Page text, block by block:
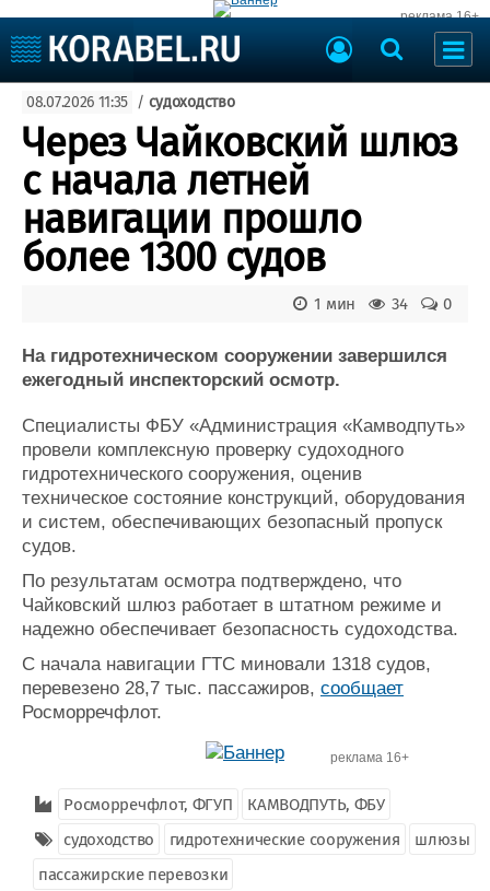
реклама 16+
Судоходство
Судоремонт
События
Пресс-релизы
Порты
ВМФ
Образование
Яхты и катера
Еще
Пульс
Новости
Репутация
Работа
Крюинг
Журнал
Реклама
Доска объявлений
Продажа флота
Изделия
Материалы
Услуги
Конференции
Выставки и семинары
Личности
Словарь
Флот
Галерея флота
Отзывы
08.07.2026 11:35 / судоходство
Через Чайковский шлюз
с начала летней
навигации прошло
более 1300 судов
0
34
1 мин
На гидротехническом сооружении завершился
ежегодный инспекторский осмотр.
Специалисты ФБУ «Администрация «Камводпуть»
провели комплексную проверку судоходного
гидротехнического сооружения, оценив
техническое состояние конструкций, оборудования
и систем, обеспечивающих безопасный пропуск
судов.
По результатам осмотра подтверждено, что
Чайковский шлюз работает в штатном режиме и
надежно обеспечивает безопасность судоходства.
С начала навигации ГТС миновали 1318 судов,
перевезено 28,7 тыс. пассажиров, сообщает
Росморречфлот.
реклама 16+
Росморречфлот, ФГУП
КАМВОДПУТЬ, ФБУ
судоходство
гидротехнические сооружения
шлюзы
пассажирские перевозки